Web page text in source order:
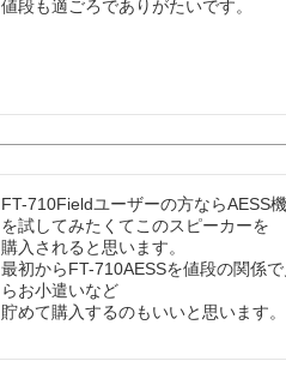
FT-710Fieldユーザーの方ならAESS
を試してみたくてこのスピーカーを
購入されると思います。
最初からFT-710AESSを値段の関係
らお小遣いなど
貯めて購入するのもいいと思います。